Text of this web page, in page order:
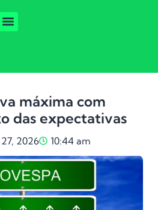
máxima com
das expectativas
2026 10:44 am